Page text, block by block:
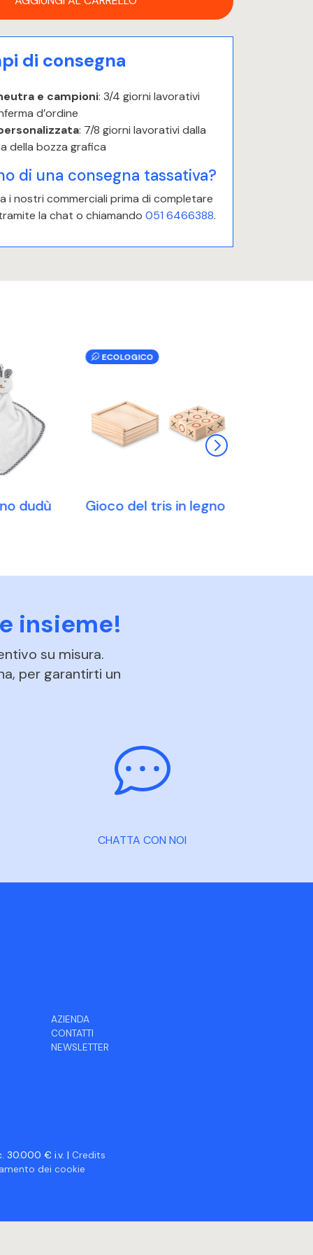
di consegna
e campioni: 3/4 giorni lavorativi
d’ordine
: 7/8 giorni lavorativi dalla
della bozza grafica
di una consegna tassativa?
i nostri commerciali prima di completare
la chat o chiamando 051 6466388.
dudù
ECOLOGICO
Gioco del tris in legno
insieme!
su misura.
per garantirti un
CHATTA CON NOI
AZIENDA
CONTATTI
NEWSLETTER
30.000 € i.v. | Credits
dei cookie